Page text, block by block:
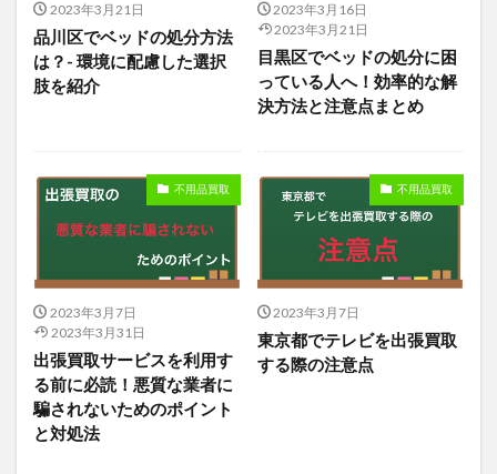
2023年3月21日
品川区でベッドの処分方法
は？- 環境に配慮した選択
肢を紹介
2023年3月16日
2023年3月21日
目黒区でベッドの処分に困
っている人へ！効率的な解
決方法と注意点まとめ
不用品買取
2023年3月7日
2023年3月31日
出張買取サービスを利用す
る前に必読！悪質な業者に
騙されないためのポイント
と対処法
不用品買取
2023年3月7日
東京都でテレビを出張買取
する際の注意点